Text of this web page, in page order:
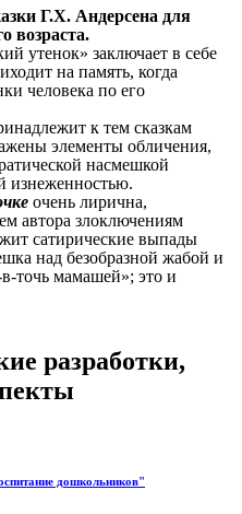
Г.Х. Андерсена для
возраста.
утенок» заключает в себе
на память, когда
человека по его
к тем сказкам
элементы обличения,
насмешкой
изнеженностью.
очень лирична,
автора злоключениям
сатирические выпады
над безобразной жабой и
точь мамашей»; это и
разработки,
дошкольников"